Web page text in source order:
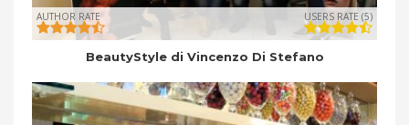
AUTHOR RATE USERS RATE (5)
BeautyStyle di Vincenzo Di Stefano